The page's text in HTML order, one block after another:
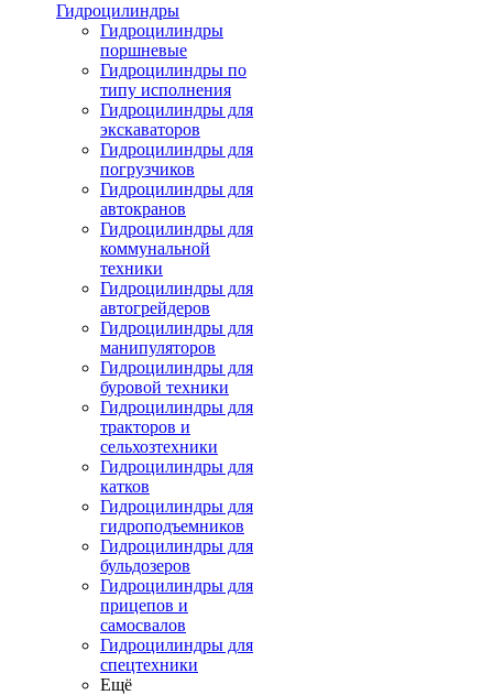
Гидроцилиндры
Гидроцилиндры
поршневые
Гидроцилиндры по
типу исполнения
Гидроцилиндры для
экскаваторов
Гидроцилиндры для
погрузчиков
Гидроцилиндры для
автокранов
Гидроцилиндры для
коммунальной
техники
Гидроцилиндры для
автогрейдеров
Гидроцилиндры для
манипуляторов
Гидроцилиндры для
буровой техники
Гидроцилиндры для
тракторов и
сельхозтехники
Гидроцилиндры для
катков
Гидроцилиндры для
гидроподъемников
Гидроцилиндры для
бульдозеров
Гидроцилиндры для
прицепов и
самосвалов
Гидроцилиндры для
спецтехники
Ещё